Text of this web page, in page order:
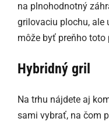
na plnohodnotný
grilovaciu plochu, ale
môže byť preňho toto
Hybridný gril
Na trhu nájdete aj
sami vybrať, na čom